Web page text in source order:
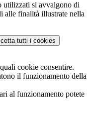
utilizzati si avvalgono di
alle finalità illustrate nella
tutti i cookies
cookie consentire.
il funzionamento della
al funzionamento potete